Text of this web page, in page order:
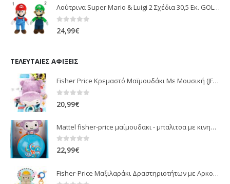
Λούτρινα Super Mario & Luigi 2 Σχέδια 30,5 Εκ. GOL13769
24,99€
ΤΕΛΕΥΤΑΊΕΣ ΑΦΊΞΕΙΣ
Fisher Price Κρεμαστό Μαϊμουδάκι Με Μουσική (JFF02)
20,99€
Mattel fisher-price μαίμουδακι - μπαλιτσα με κινηση JLB95
0 out of 5
22,99€
Fisher-Price Μαξιλαράκι Δραστηριοτήτων με Αρκουδάκι (JHB44)